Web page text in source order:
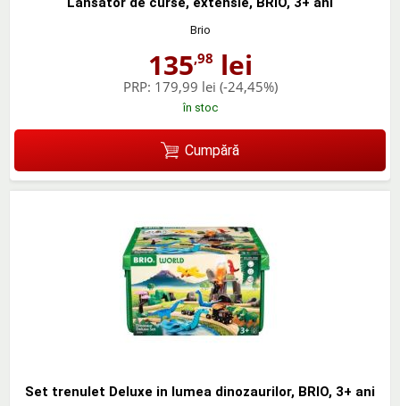
Brio
135,98 lei
PRP: 179,99 lei (-24,45%)
în stoc
Cumpără
Set trenulet Deluxe in lumea dinozaurilor, BRIO, 3+ ani